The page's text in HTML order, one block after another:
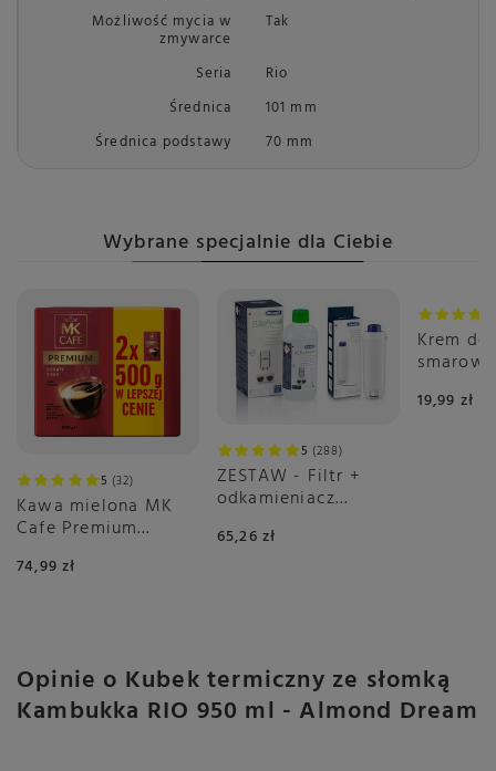
Możliwość mycia w
zmywarce
Tak
Seria
Rio
Średnica
101 mm
Średnica podstawy
70 mm
Wybrane specjalnie dla Ciebie
5 32
Kawa mielona MK
Cafe Premium
74,99 zł
5 288
ZESTAW - Filtr +
odkamieniacz
65,26 zł
Krem do
380g
19,99 zł
Opinie o Kubek termiczny ze słomką
Kambukka RIO 950 ml - Almond Dream